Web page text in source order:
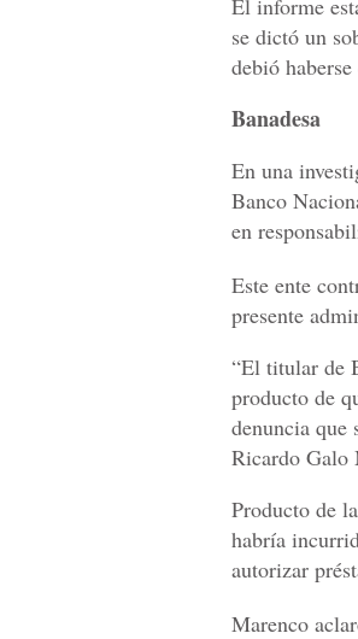
El informe
se dictó un
debió
Banadesa
En una
Banco
en
Este ente
presente
“El titular de
producto de
denuncia que
Ricardo Galo
Producto de
habría
autorizar
Marenco